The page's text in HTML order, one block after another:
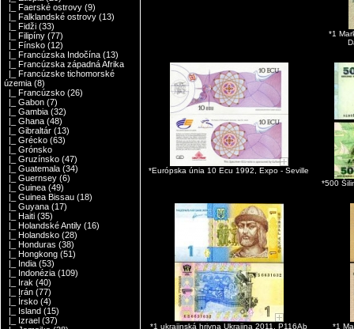
|_ Faerské ostrovy (9)
|_ Falklandské ostrovy (13)
|_ Fidži (33)
|_ Filipíny (77)
|_ Fínsko (12)
|_ Francúzska Indočína (13)
|_ Francúzska západná Afrika
|_ Francúzske tichomorské
územia (8)
|_ Francúzsko (26)
|_ Gabon (7)
|_ Gambia (32)
|_ Ghana (48)
|_ Gibraltár (13)
|_ Grécko (63)
|_ Grónsko
|_ Gruzínsko (47)
|_ Guatemala (34)
|_ Guernsey (6)
|_ Guinea (49)
|_ Guinea Bissau (18)
|_ Guyana (17)
|_ Haiti (35)
|_ Holandské Antily (16)
|_ Holandsko (28)
|_ Honduras (38)
|_ Hongkong (51)
|_ India (53)
|_ Indonézia (109)
|_ Irak (40)
|_ Irán (77)
|_ Írsko (4)
|_ Island (15)
|_ Izrael (37)
*1
*Európska únia 10 Ecu 1992, Expo - Seville
*500
*1 ukrajinská hrivna Ukrajina 2011, P116Ab
*1